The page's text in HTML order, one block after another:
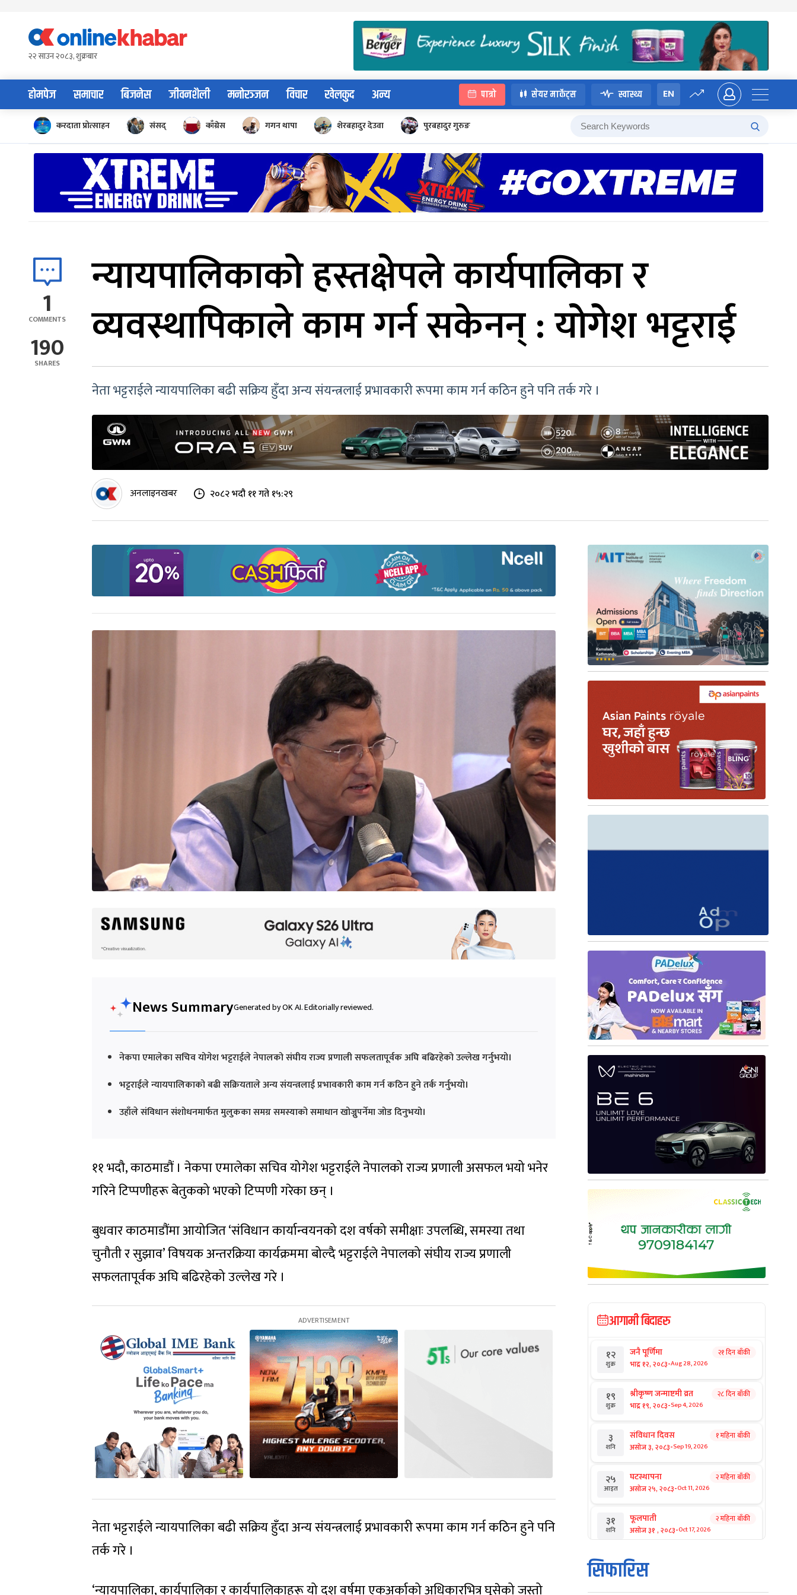
content२२ साउन २०८३, शुक्रबार
होमपेज समाचार बिजनेस जीवनशैली मनोरञ्जन विचार खेलकुद अन्य पात्रो सेयर मार्केट्स स्वास्थ्य EN
करदाता प्रोत्साहन संसद् काँग्रेस गगन थापा शेरबहादुर देउवा पुरबहादुर गुरुङ
1
COMMENTS
190
SHARES
न्यायपालिकाको हस्तक्षेपले कार्यपालिका र
व्यवस्थापिकाले काम गर्न सकेनन् : योगेश भट्टराई
नेता भट्टराईले न्यायपालिका बढी सक्रिय हुँदा अन्य संयन्त्रलाई प्रभावकारी रूपमा काम गर्न कठिन हुने पनि तर्क गरे ।
अनलाइनखबर २०८२ भदौ ११ गते १५:२९
News SummaryGenerated by OK AI. Editorially reviewed.
नेकपा एमालेका सचिव योगेश भट्टराईले नेपालको संघीय राज्य प्रणाली सफलतापूर्वक अघि बढिरहेको उल्लेख गर्नुभयो।
भट्टराईले न्यायपालिकाको बढी सक्रियताले अन्य संयन्त्रलाई प्रभावकारी काम गर्न कठिन हुने तर्क गर्नुभयो।
उहाँले संविधान संशोधनमार्फत मुलुकका समग्र समस्याको समाधान खोज्नुपर्नेमा जोड दिनुभयो।
११ भदौ, काठमाडौं । नेकपा एमालेका सचिव योगेश भट्टराईले नेपालको राज्य प्रणाली असफल भयो भनेर
गरिने टिप्पणीहरू बेतुकको भएको टिप्पणी गरेका छन् ।
बुधवार काठमाडौंमा आयोजित ‘संविधान कार्यान्वयनको दश वर्षको समीक्षाः उपलब्धि, समस्या तथा
चुनौती र सुझाव’ विषयक अन्तरक्रिया कार्यक्रममा बोल्दै भट्टराईले नेपालको संघीय राज्य प्रणाली
सफलतापूर्वक अघि बढिरहेको उल्लेख गरे ।
नेता भट्टराईले न्यायपालिका बढी सक्रिय हुँदा अन्य संयन्त्रलाई प्रभावकारी रूपमा काम गर्न कठिन हुने पनि
तर्क गरे ।
‘न्यायपालिका, कार्यपालिका र कार्यपालिकाहरू यो दश वर्षमा एकअर्काको अधिकारभित्र घुसेको जस्तो
आगामी बिदाहरु
१२
शुक्र
जनै पूर्णिमा
भाद्र १२, २०८३-Aug 28, 2026
२१ दिन बाँकी
१९
शुक्र
श्रीकृष्ण जन्माष्टमी व्रत
भाद्र १९, २०८३-Sep 4, 2026
२८ दिन बाँकी
३
शनि
संविधान दिवस
असोज ३, २०८३-Sep 19, 2026
१ महिना बाँकी
२५
आइत
घटस्थापना
असोज २५, २०८३-Oct 11, 2026
२ महिना बाँकी
३१
शनि
फूलपाती
असोज ३१ , २०८३-Oct 17, 2026
२ महिना बाँकी
१
आइत
कार्तिक सङ्क्रान्ति
कार्तिक १, २०८३
सिफारिस